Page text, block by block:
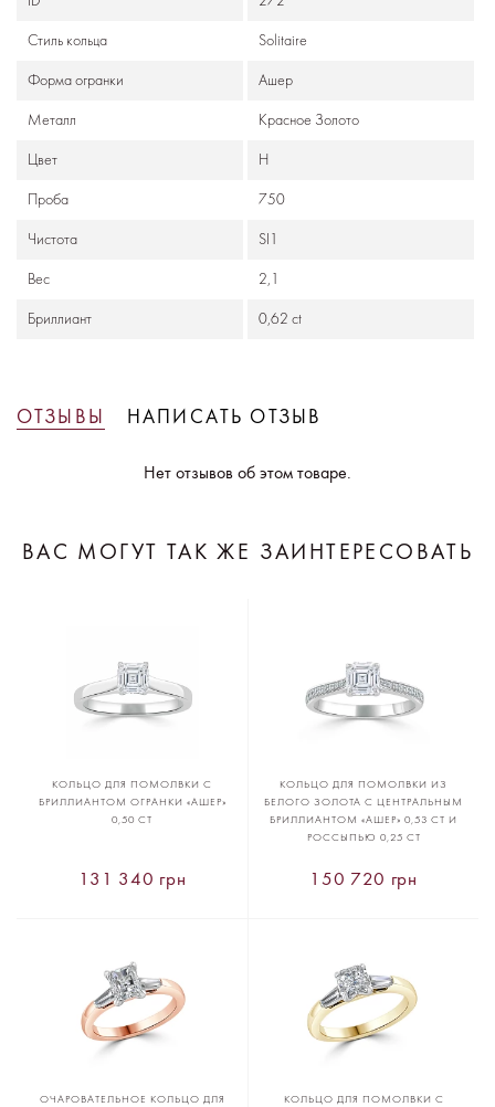
Стиль кольца Solitaire
Формa огранки Ашер
Металл Красное Золото
Цвет H
Проба 750
Чистота SI1
Вес 2,1
Бриллиант 0,62 ct
ОТЗЫВЫ НАПИСАТЬ ОТЗЫВ
Нет отзывов об этом товаре.
ВАС МОГУТ ТАК ЖЕ ЗАИНТЕРЕСОВАТЬ
КОЛЬЦО ДЛЯ ПОМОЛВКИ С
БРИЛЛИАНТОМ ОГРАНКИ «АШЕР»
0,50 CT
131 340 грн
КОЛЬЦО ДЛЯ ПОМОЛВКИ ИЗ
БЕЛОГО ЗОЛОТА С ЦЕНТРАЛЬНЫМ
БРИЛЛИАНТОМ «АШЕР» 0,53 CT И
РОССЫПЬЮ 0,25 CT
150 720 грн
ОЧАРОВАТЕЛЬНОЕ КОЛЬЦО ДЛЯ
КОЛЬЦО ДЛЯ ПОМОЛВКИ С